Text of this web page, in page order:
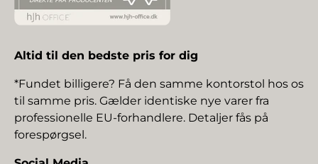
Altid til den bedste pris for dig
*Fundet billigere? Få den samme kontorstol hos os
til samme pris. Gælder identiske nye varer fra
professionelle EU-forhandlere. Detaljer fås på
forespørgsel.